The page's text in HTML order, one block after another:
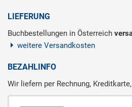
LIEFERUNG
Buchbestellungen in Österreich
weitere Versandkosten
BEZAHLINFO
Wir liefern per Rechnung,